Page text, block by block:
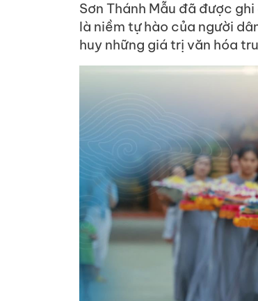
Sơn Thánh Mẫu đã được
là niềm tự hào của người
huy những giá trị văn hóa